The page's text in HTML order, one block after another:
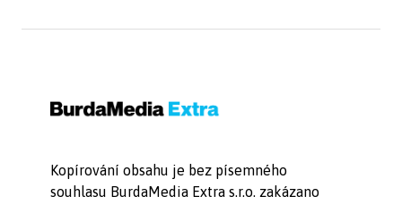
Kopírování obsahu je bez písemného
souhlasu BurdaMedia Extra s.r.o. zakázano